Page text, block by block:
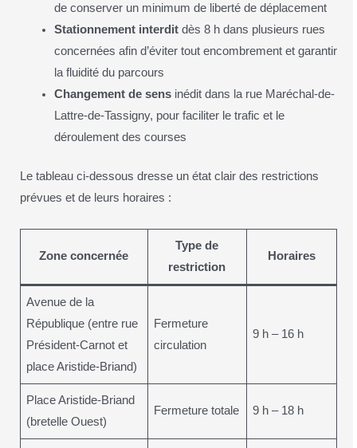
de conserver un minimum de liberté de déplacement
Stationnement interdit dès 8 h dans plusieurs rues
concernées afin d’éviter tout encombrement et garantir
la fluidité du parcours
Changement de sens inédit dans la rue Maréchal-de-
Lattre-de-Tassigny, pour faciliter le trafic et le
déroulement des courses
Le tableau ci-dessous dresse un état clair des restrictions
prévues et de leurs horaires :
Zone concernée
Type de
restriction
Horaires
Avenue de la
République (entre rue
Président-Carnot et
place Aristide-Briand)
Fermeture
circulation
9 h – 16 h
Place Aristide-Briand
(bretelle Ouest)
Fermeture totale 9 h – 18 h